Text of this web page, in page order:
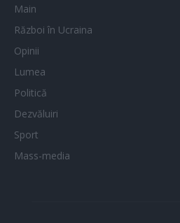
Main
Război în Ucraina
Opinii
Lumea
Politică
Dezvăluiri
Sport
Mass-media